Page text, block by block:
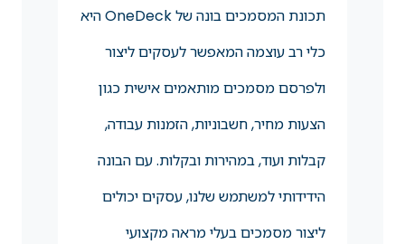
תכונת המסמכים בונה של OneDeck היא
כלי רב עוצמה המאפשר לעסקים ליצור
ולפרסם מסמכים מותאמים אישית כגון
הצעות מחיר, חשבוניות, הזמנות עבודה,
קבלות ועוד, במהירות ובקלות. עם הבונה
הידידותי למשתמש שלנו, עסקים יכולים
ליצור מסמכים בעלי מראה מקצועי